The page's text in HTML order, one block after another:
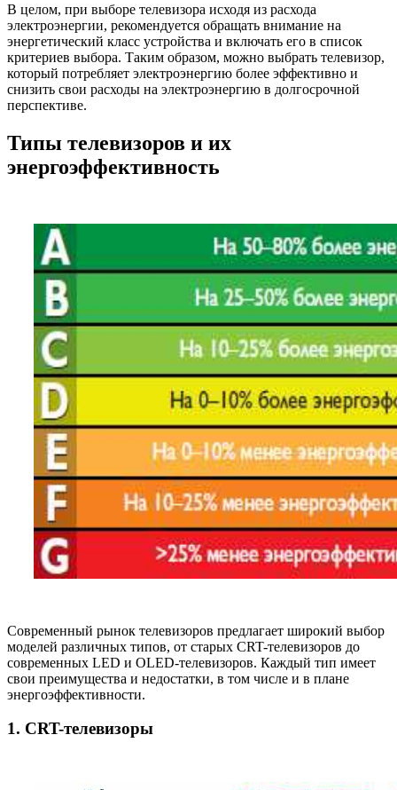
В целом, при выборе телевизора исходя из расхода
электроэнергии, рекомендуется обращать внимание на
энергетический класс устройства и включать его в список
критериев выбора. Таким образом, можно выбрать телевизор,
который потребляет электроэнергию более эффективно и
снизить свои расходы на электроэнергию в долгосрочной
перспективе.
Типы телевизоров и их
энергоэффективность
Современный рынок телевизоров предлагает широкий выбор
моделей различных типов, от старых CRT-телевизоров до
современных LED и OLED-телевизоров. Каждый тип имеет
свои преимущества и недостатки, в том числе и в плане
энергоэффективности.
1. CRT-телевизоры